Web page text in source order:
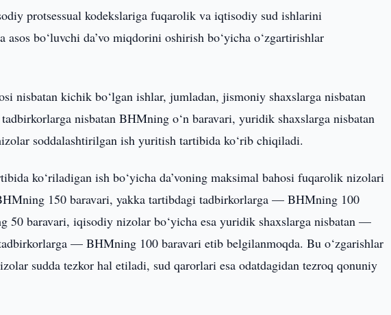
protsessual kodekslariga fuqarolik va iqtisodiy sud ishlarini
bo‘luvchi da’vo miqdorini oshirish bo‘yicha o‘zgartirishlar
nisbatan kichik bo‘lgan ishlar, jumladan, jismoniy shaxslarga nisbatan
nisbatan BHMning o‘n baravari, yuridik shaxslarga nisbatan
soddalashtirilgan ish yuritish tartibida ko‘rib chiqiladi.
ko‘riladigan ish bo‘yicha da’voning maksimal bahosi fuqarolik nizolari
150 baravari, yakka tartibdagi tadbirkorlarga — BHMning 100
baravari, iqisodiy nizolar bo‘yicha esa yuridik shaxslarga nisbatan —
— BHMning 100 baravari etib belgilanmoqda. Bu o‘zgarishlar
sudda tezkor hal etiladi, sud qarorlari esa odatdagidan tezroq qonuniy